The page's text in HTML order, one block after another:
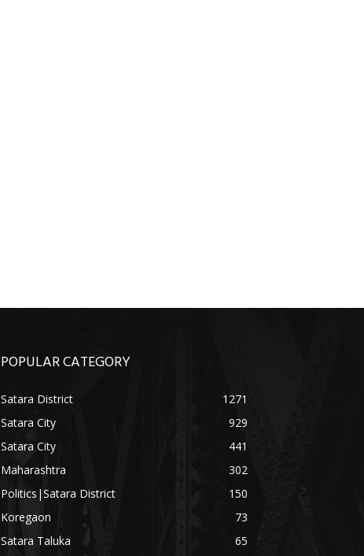
POPULAR CATEGORY
Satara District
1271
Satara City
929
Satara City
441
Maharashtra
302
Politics|Satara District
150
Koregaon
73
Satara Taluka
65